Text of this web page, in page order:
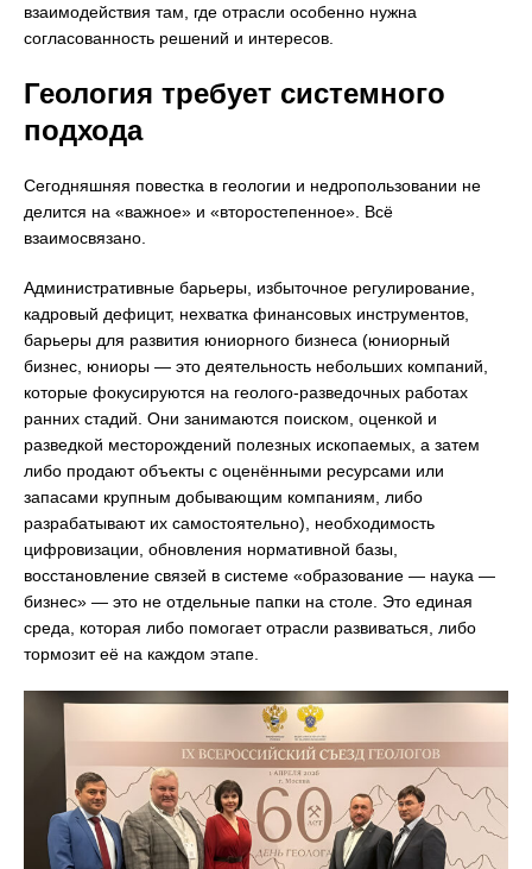
взаимодействия там, где отрасли особенно нужна
согласованность решений и интересов.
Геология требует системного
подхода
Сегодняшняя повестка в геологии и недропользовании не
делится на «важное» и «второстепенное». Всё
взаимосвязано.
Административные барьеры, избыточное регулирование,
кадровый дефицит, нехватка финансовых инструментов,
барьеры для развития юниорного бизнеса (юниорный
бизнес, юниоры — это деятельность небольших компаний,
которые фокусируются на геолого-разведочных работах
ранних стадий. Они занимаются поиском, оценкой и
разведкой месторождений полезных ископаемых, а затем
либо продают объекты с оценёнными ресурсами или
запасами крупным добывающим компаниям, либо
разрабатывают их самостоятельно), необходимость
цифровизации, обновления нормативной базы,
восстановление связей в системе «образование — наука —
бизнес» — это не отдельные папки на столе. Это единая
среда, которая либо помогает отрасли развиваться, либо
тормозит её на каждом этапе.